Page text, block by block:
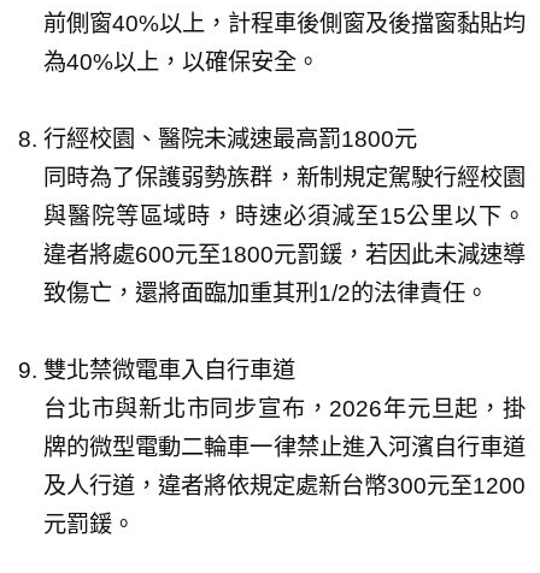
前側窗40%以上，計程車後側窗及後擋窗黏貼均
為40%以上，以確保安全。
行經校園、醫院未減速最高罰1800元
同時為了保護弱勢族群，新制規定駕駛行經校園
與醫院等區域時，時速必須減至15公里以下。
違者將處600元至1800元罰鍰，若因此未減速導
致傷亡，還將面臨加重其刑1/2的法律責任。
雙北禁微電車入自行車道
台北市與新北市同步宣布，2026年元旦起，掛
牌的微型電動二輪車一律禁止進入河濱自行車道
及人行道，違者將依規定處新台幣300元至1200
元罰鍰。